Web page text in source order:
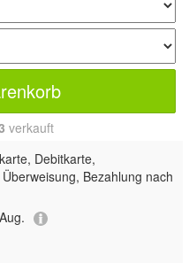
verkauft
Debitkarte,
Bezahlung nach